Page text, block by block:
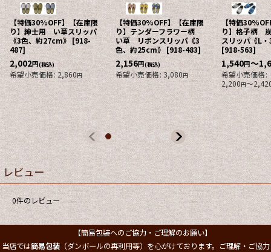
【特価30%OFF】【在庫限
り】紳士用 い草スリッパ
《3色、約27cm》 [918-
487]
2,002円(税込)
希望小売価格: 2,860円
【特価30%OFF】【在庫限
り】テンダーフラワー柄
い草 リボンスリッパ《3
色、約25cm》 [918-483]
2,156円(税込)
希望小売価格: 3,080円
【特価
り】格子柄
スリッパ《L
[918-563]
1,540円～
希望小売価格:
2,200円～
レビュー
0件のレビュー
【簡易包装へのご協力・ご理解のお願い】
当店では簡易包装（ダンボールの再利用等）を心がけております。ご理解・ご協力